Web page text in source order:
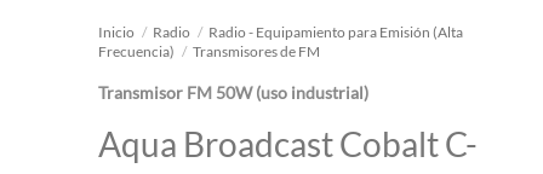
Inicio / Radio / Radio - Equipamiento para Emisión (Alta
Frecuencia) / Transmisores de FM
Transmisor FM 50W (uso industrial)
Aqua Broadcast Cobalt C-